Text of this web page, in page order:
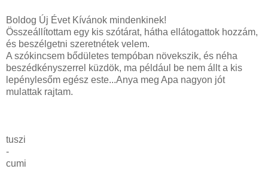
Boldog Új Évet Kívánok mindenkinek!
Összeállítottam egy kis szótárat, hátha ellátogattok hozzám,
és beszélgetni szeretnétek velem.
A szókincsem bődületes tempóban növekszik, és néha
beszédkényszerrel küzdök, ma például be nem állt a kis
lepénylesőm egész este...Anya meg Apa nagyon jót
mulattak rajtam.
tuszi
-
cumi